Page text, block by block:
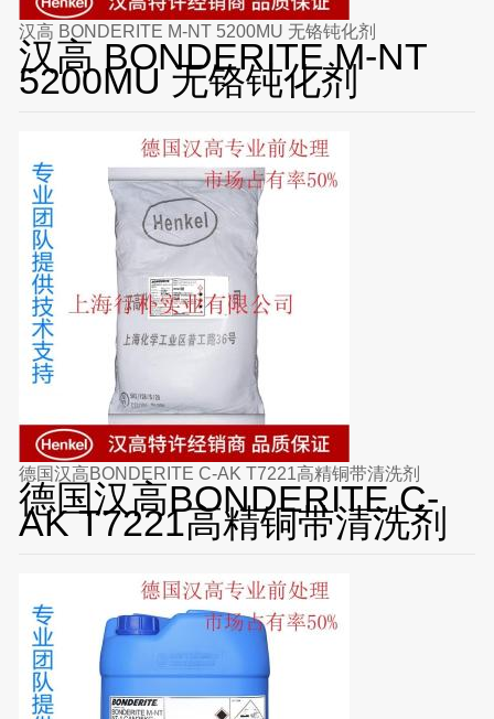
汉高 BONDERITE M-NT 5200MU 无铬钝化剂
汉高 BONDERITE M-NT
5200MU 无铬钝化剂
德国汉高BONDERITE C-AK T7221高精铜带清洗剂
德国汉高BONDERITE C-
AK T7221高精铜带清洗剂